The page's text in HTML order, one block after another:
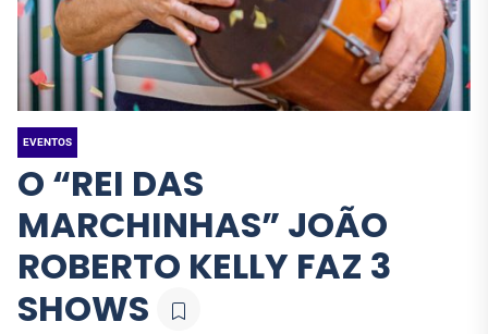
EVENTOS
O “REI DAS
MARCHINHAS” JOÃO
ROBERTO KELLY FAZ 3
SHOWS